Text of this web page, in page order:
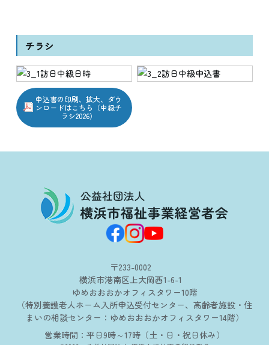
チラシ
申込書の印刷、拡大、ダウ
ンロードはこちら（中級チ
ラシ2026）
〒233-0002
横浜市港南区上大岡西1-6-1
ゆめおおおかオフィスタワー10階
（特別養護老人ホーム入所申込受付センター、高齢者施設・住
まいの相談センター：ゆめおおおかオフィスタワー14階）
営業時間：平日9時～17時（土・日・祝日休み）